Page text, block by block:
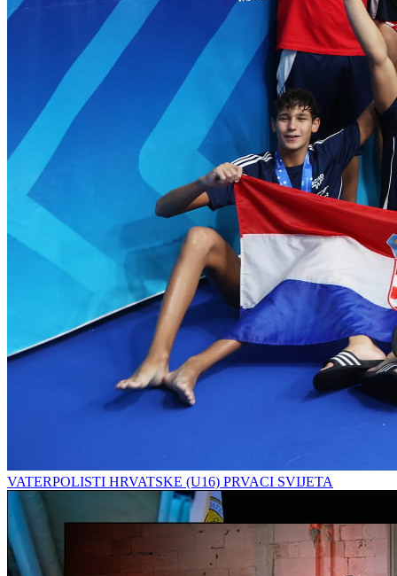
VATERPOLISTI HRVATSKE (U16) PRVACI SVIJETA